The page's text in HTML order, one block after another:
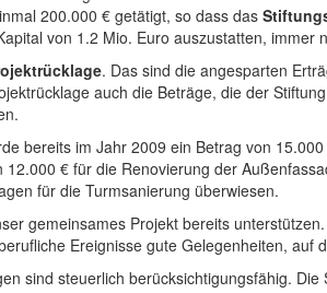
200.000 € getätigt, so dass das
von 1.2 Mio. Euro auszustatten, immer
. Das sind die angesparten
auch die Beträge, die der
bereits im Jahr 2009 ein Betrag von
€ für die Renovierung der
für die Turmsanierung überwiesen.
gemeinsames Projekt bereits
Ereignisse gute Gelegenheiten,
sind steuerlich berücksichtigungsfähig.